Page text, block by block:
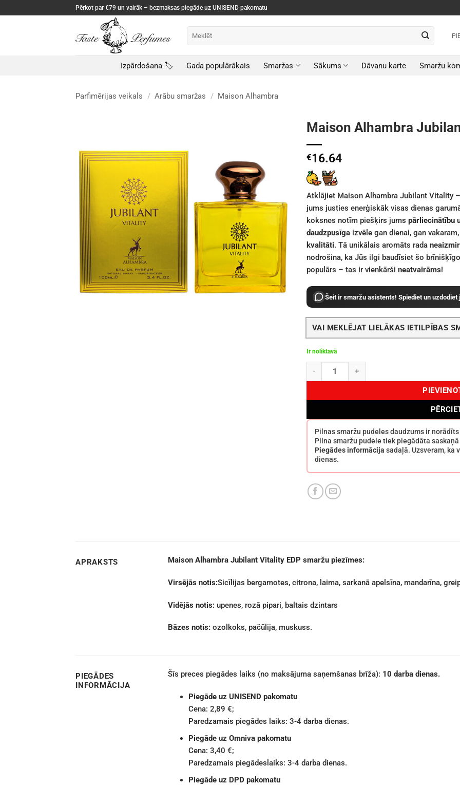
to
Pērkot par €79 un vairāk – bezmaksas piegāde uz UNISEND pakomatu
Izpārdošana 🏷️ Gada populārākais Smaržas Sākums Dāvanu karte Smaržu
Parfimērijas veikals / Arābu smaržas / Maison Alhambra
Maison Alhambra
€16.64
Atklājiet Maison Alhambra Jubilant Vitality
jums justies enerģiskāk visas dienas
koksnes notīm piešķirs jums pārliecinātību
daudzpusīga izvēle gan dienai, gan
kvalitāti. Tā unikālais aromāts rada
nodrošina, ka Jūs ilgi baudīsiet šo
populārs – tas ir vienkārši neatvairāms!
Šeit ir smaržu asistents! Spiediet un uzdodiet
VAI MEKLĒJAT LIELĀKAS IETILPĪBAS
Ir noliktavā
Pilnas smaržu pudeles daudzums ir
Pilna smaržu pudele tiek piegādāta
Piegādes informācija sadaļā. Uzsveram, ka
dienas.
APRAKSTS Maison Alhambra Jubilant Vitality EDP smaržu piezīmes:
Virsējās notis:Sicīlijas bergamotes, citrona, laima, sarkanā apelsīna, mandarīna,
Vidējās notis: upenes, rozā pipari, baltais dzintars
Bāzes notis: ozolkoks, pačūlija, muskuss.
PIEGĀDES
INFORMĀCIJA
Šīs preces piegādes laiks (no maksājuma saņemšanas brīža): 10 darba dienas.
Piegāde uz UNISEND pakomatu
Cena: 2,89 €;
Paredzamais piegādes laiks: 3-4 darba dienas.
Piegāde uz Omniva pakomatu
Cena: 3,40 €;
Paredzamais piegādeslaiks: 3-4 darba dienas.
Piegāde uz DPD pakomatu